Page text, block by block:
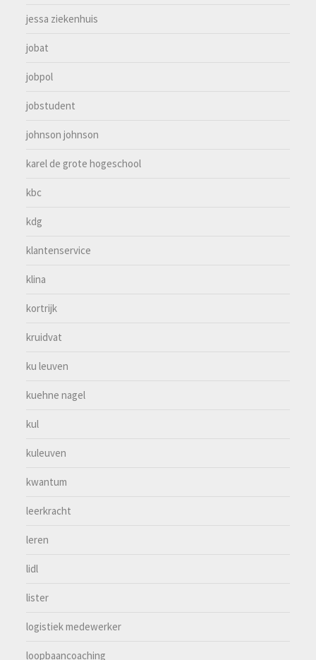
jessa ziekenhuis
jobat
jobpol
jobstudent
johnson johnson
karel de grote hogeschool
kbc
kdg
klantenservice
klina
kortrijk
kruidvat
ku leuven
kuehne nagel
kul
kuleuven
kwantum
leerkracht
leren
lidl
lister
logistiek medewerker
loopbaancoaching